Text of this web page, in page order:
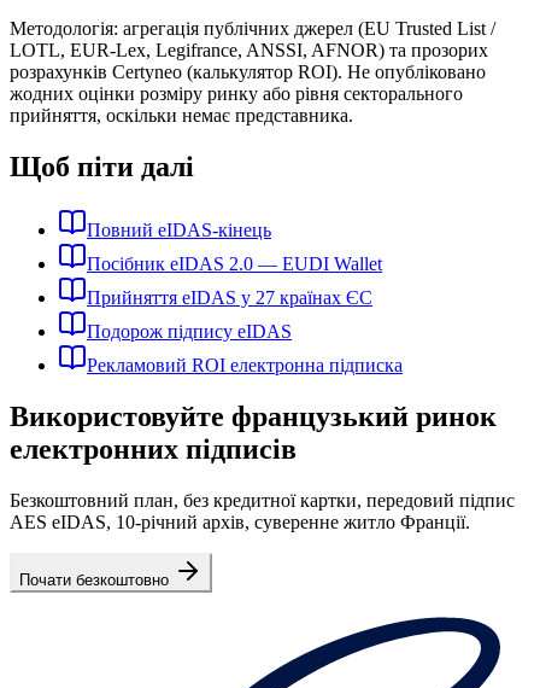
Методологія: агрегація публічних джерел (EU Trusted List /
LOTL, EUR-Lex, Legifrance, ANSSI, AFNOR) та прозорих
розрахунків Certyneo (калькулятор ROI). Не опубліковано
жодних оцінки розміру ринку або рівня секторального
прийняття, оскільки немає представника.
Щоб піти далі
Повний eIDAS-кінець
Посібник eIDAS 2.0 — EUDI Wallet
Прийняття eIDAS у 27 країнах ЄС
Подорож підпису eIDAS
Рекламовий ROI електронна підписка
Використовуйте французький ринок
електронних підписів
Безкоштовний план, без кредитної картки, передовий підпис
AES eIDAS, 10-річний архів, суверенне житло Франції.
Почати безкоштовно